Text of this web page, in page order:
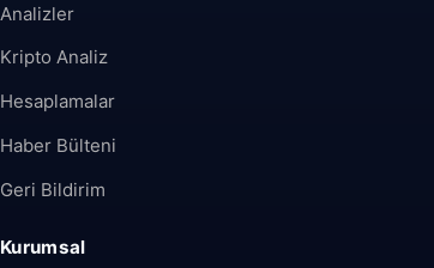
Analizler
Kripto Analiz
Hesaplamalar
Haber Bülteni
Geri Bildirim
Kurumsal